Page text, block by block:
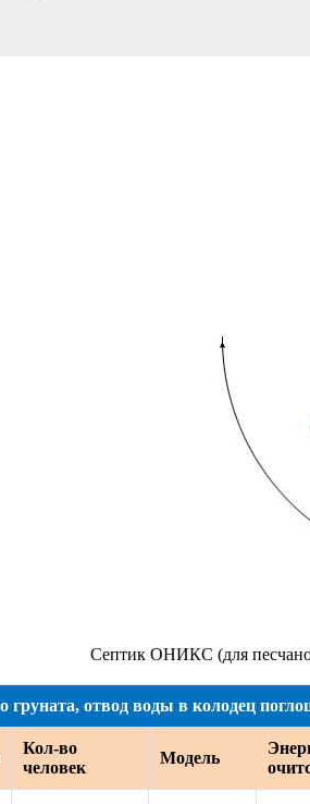
Септик ОНИКС (для
отвод воды в колодец
Кол-во
человек
Модель